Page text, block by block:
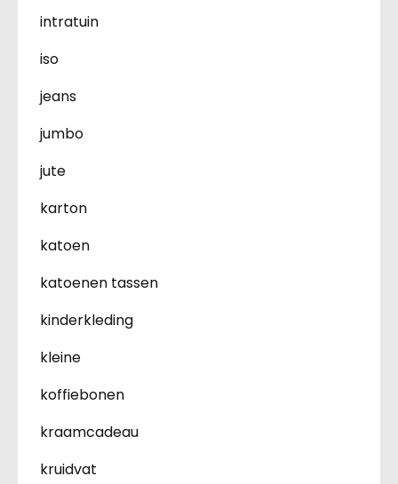
intratuin
iso
jeans
jumbo
jute
karton
katoen
katoenen tassen
kinderkleding
kleine
koffiebonen
kraamcadeau
kruidvat